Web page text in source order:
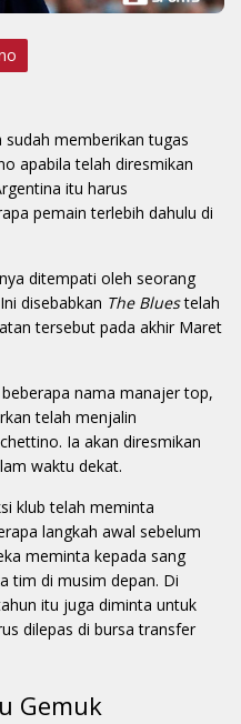
sudah memberikan tugas
apabila telah diresmikan
itu harus
pemain terlebih dahulu di
ditempati oleh seorang
disebabkan The Bluestelah
tersebut pada akhir Maret
nama manajer top,
telah menjalin
Ia akan diresmikan
waktu dekat.
klub telah meminta
langkah awal sebelum
meminta kepada sang
tim di musim depan. Di
itu juga diminta untuk
dilepas di bursa transfer
Gemuk